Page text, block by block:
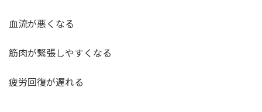
血流が悪くなる
筋肉が緊張しやすくなる
疲労回復が遅れる